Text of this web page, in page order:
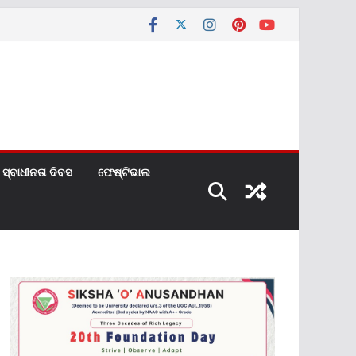
ସ୍ବାଧୀନତା ଦିବସ ଫେଷ୍ଟିଭାଲ